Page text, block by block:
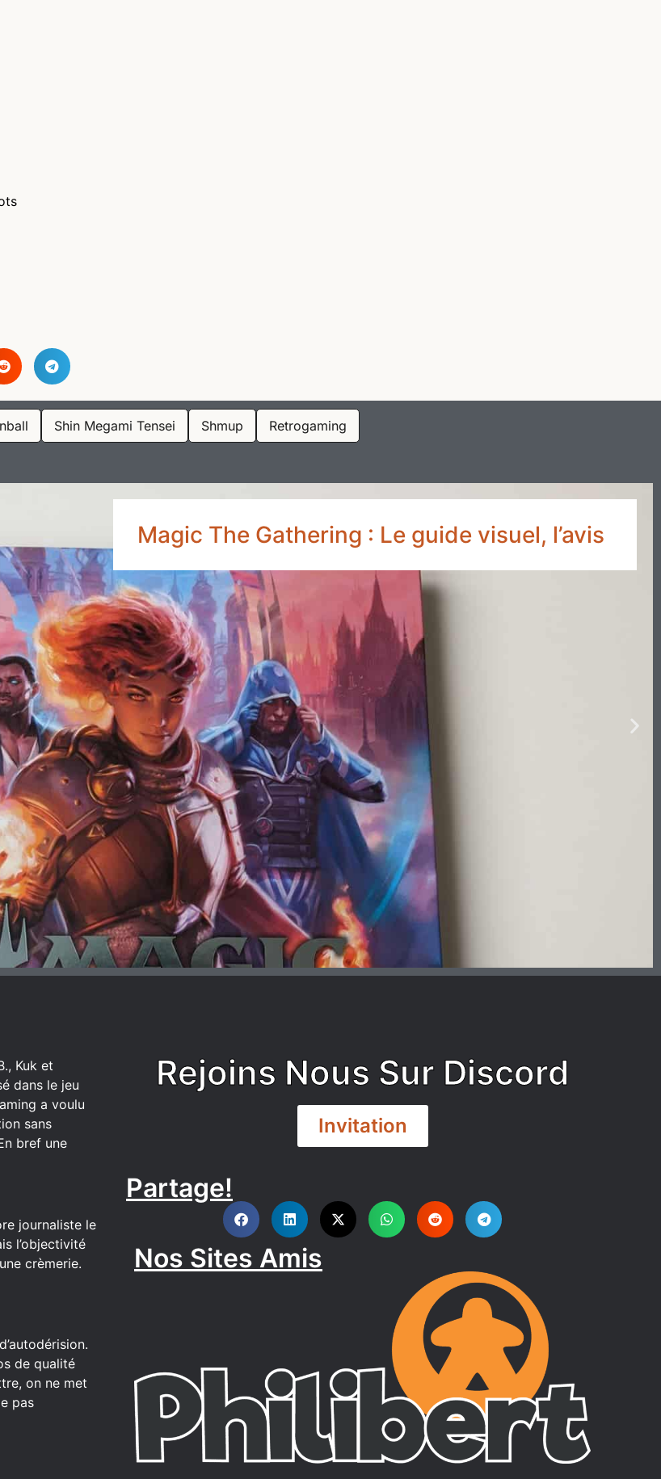
Shin Megami Tensei Shmup Retrogaming
Magic The Gathering : Le guide visuel, l’avis
Kuk et
dans le jeu
a voulu
sans
bref une
journaliste le
l’objectivité
crèmerie.
de qualité
on ne met
pas
Rejoins Nous Sur Discord
Invitation
DISCORD
Partage!
Nos Sites Amis